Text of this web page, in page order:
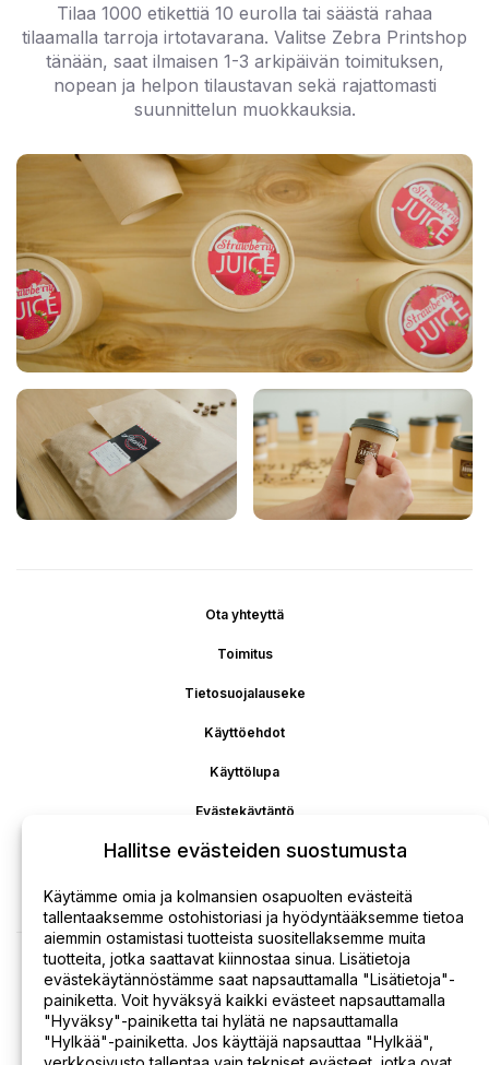
Tilaa 1000 etikettiä 10 eurolla tai säästä rahaa
tilaamalla tarroja irtotavarana. Valitse Zebra Printshop
tänään, saat ilmaisen 1-3 arkipäivän toimituksen,
nopean ja helpon tilaustavan sekä rajattomasti
suunnittelun muokkauksia.
Ota yhteyttä
Toimitus
Tietosuojalauseke
Käyttöehdot
Käyttölupa
Evästekäytäntö
Vastuuvapaus
Maksun palautus
Hallitse evästeiden suostumusta
Käytämme omia ja kolmansien osapuolten evästeitä
tallentaaksemme ostohistoriasi ja hyödyntääksemme tietoa
aiemmin ostamistasi tuotteista suositellaksemme muita
tuotteita, jotka saattavat kiinnostaa sinua. Lisätietoja
evästekäytännöstämme saat napsauttamalla "Lisätietoja"-
painiketta. Voit hyväksyä kaikki evästeet napsauttamalla
"Hyväksy"-painiketta tai hylätä ne napsauttamalla
"Hylkää"-painiketta. Jos käyttäjä napsauttaa "Hylkää",